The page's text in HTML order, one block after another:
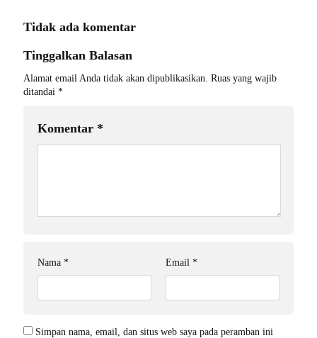
Tidak ada komentar
Tinggalkan Balasan
Alamat email Anda tidak akan dipublikasikan. Ruas yang wajib
ditandai *
Komentar *
Nama * Email *
Simpan nama, email, dan situs web saya pada peramban ini